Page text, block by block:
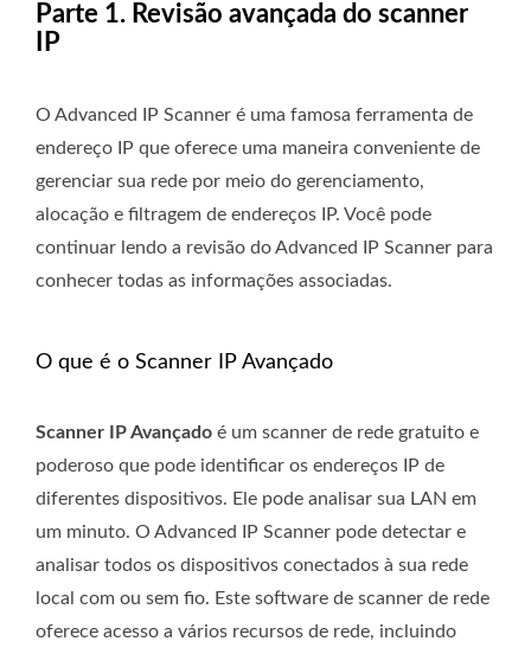
Parte 1. Revisão avançada do scanner
IP
O Advanced IP Scanner é uma famosa ferramenta de
endereço IP que oferece uma maneira conveniente de
gerenciar sua rede por meio do gerenciamento,
alocação e filtragem de endereços IP. Você pode
continuar lendo a revisão do Advanced IP Scanner para
conhecer todas as informações associadas.
O que é o Scanner IP Avançado
Scanner IP Avançado é um scanner de rede gratuito e
poderoso que pode identificar os endereços IP de
diferentes dispositivos. Ele pode analisar sua LAN em
um minuto. O Advanced IP Scanner pode detectar e
analisar todos os dispositivos conectados à sua rede
local com ou sem fio. Este software de scanner de rede
oferece acesso a vários recursos de rede, incluindo